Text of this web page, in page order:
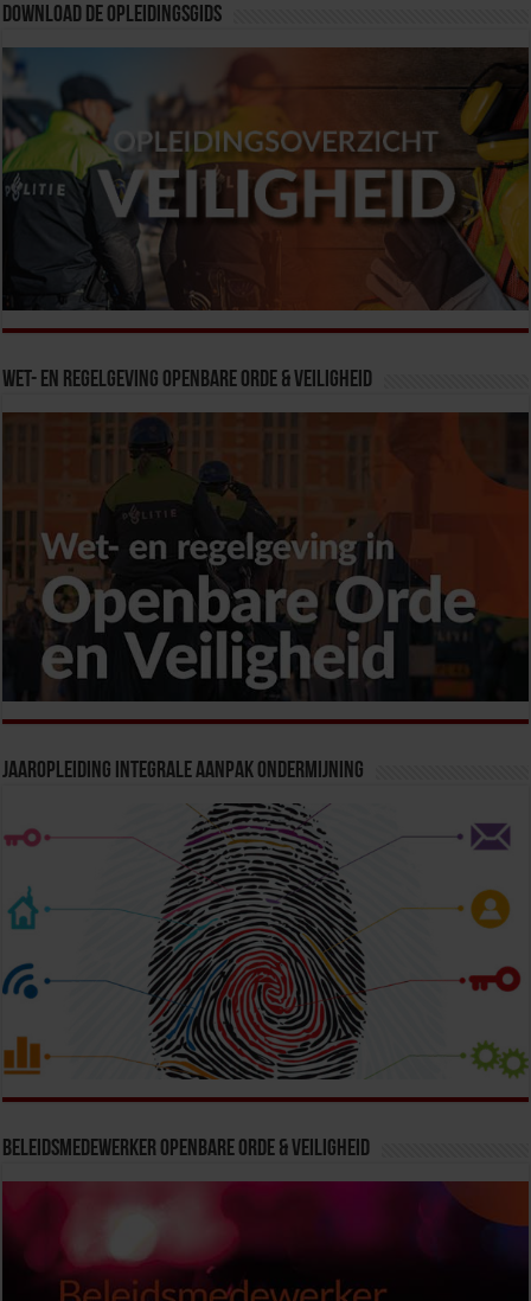
Download de opleidingsgids
Wet- en Regelgeving Openbare Orde & Veiligheid
Jaaropleiding Integrale Aanpak Ondermijning
Beleidsmedewerker Openbare Orde & Veiligheid